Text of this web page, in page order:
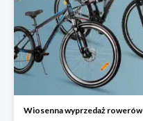
Wiosenna wyprzedaż rowerów